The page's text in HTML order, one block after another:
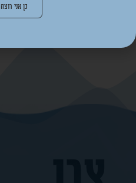
כן אני רוצה